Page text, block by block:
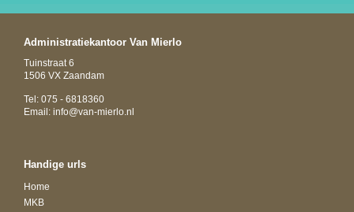
Administratiekantoor Van Mierlo
Tuinstraat 6
1506 VX Zaandam
Tel: 075 - 6818360
Email: info@van-mierlo.nl
Handige urls
Home
MKB